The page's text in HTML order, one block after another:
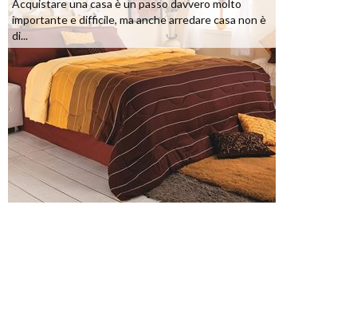
Acquistare una casa è un passo davvero molto
importante e difficile, ma anche arredare casa non è
di...